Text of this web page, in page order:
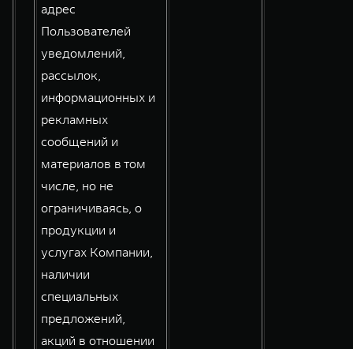
адрес
Пользователей
уведомлений,
рассылок,
информационных и
рекламных
сообщений и
материалов в том
числе, но не
ограничиваясь, о
продукции и
услугах Компании,
наличии
специальных
предложений,
акций в отношении